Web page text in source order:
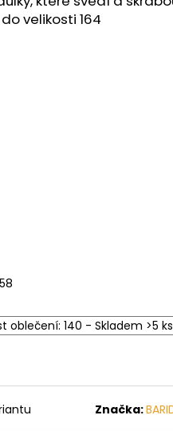
velikosti 164
Značka: